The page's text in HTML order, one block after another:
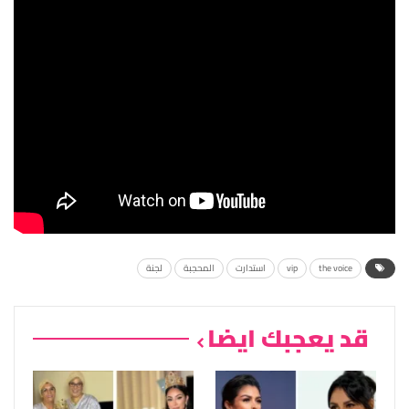
the voice
vip استدارت المحجبة لجنة
قد يعجبك ايضا